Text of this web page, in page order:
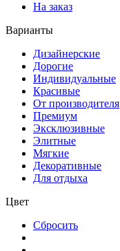
На заказ
Варианты
Дизайнерские
Дорогие
Индивидуальные
Красивые
От производителя
Премиум
Эксклюзивные
Элитные
Мягкие
Декоративные
Для отдыха
Цвет
Сбросить